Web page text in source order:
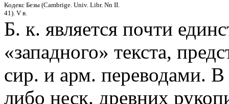
Кодекс Безы (Cambrige. Univ. Libr. Nn II.
41). V в.
Б. к. является почти
«западного» текста,
сир. и арм. переводами.
либо неск. древних